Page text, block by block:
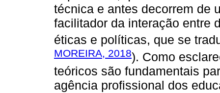
técnica e antes decorrem de
facilitador da interação entre
éticas e políticas, que se
MOREIRA, 2018). Como
teóricos são fundamentais
agência profissional dos